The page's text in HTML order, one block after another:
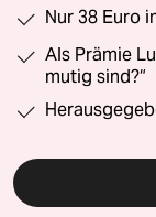
Nur 38 Euro
Als Prämie
mutig sind?“